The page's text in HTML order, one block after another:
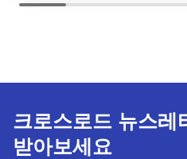
크로스로드 뉴스레
받아보세요